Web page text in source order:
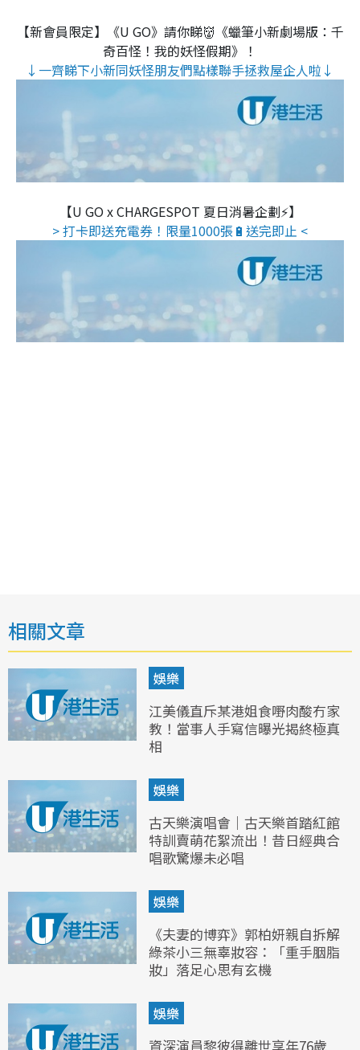
【新會員限定】《U GO》請你睇👹《蠟筆小新劇場版：千
奇百怪！我的妖怪假期》！
↓一齊睇下小新同妖怪朋友們點樣聯手拯救屋企人啦↓
【U GO x CHARGESPOT 夏日消暑企劃⚡】
> 打卡即送充電券！限量1000張🔋送完即止 <
相關文章
娛樂
江美儀直斥某港姐食嘢肉酸冇家
教！當事人手寫信曝光揭終極真
相
娛樂
古天樂演唱會｜古天樂首踏紅館
特訓賣萌花絮流出！昔日經典合
唱歌驚爆未必唱
娛樂
《夫妻的博弈》郭柏妍親自拆解
綠茶小三無辜妝容：「重手胭脂
妝」落足心思有玄機
娛樂
資深演員黎彼得離世享年76歲